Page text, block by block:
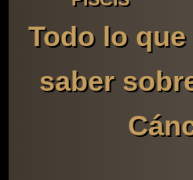
Todo lo
saber